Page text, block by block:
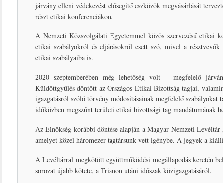
járvány elleni védekezést elősegítő eszközök megvásárlását
részt etikai konferenciákon.
A Nemzeti Közszolgálati Egyetemmel közös szervezésű etikai
etikai szabályokról és eljárásokról esett szó, mivel a
etikai szabályaiba is.
2020 szeptemberében még lehetőség volt – megfelelő
Küldöttgyűlés döntött az Országos Etikai Bizottság tagjai,
igazgatásról szóló törvény módosításainak megfelelő
időközben megszűnt területi etikai bizottsági tag mandátumának
Az Elnökség korábbi döntése alapján a Magyar Nemzeti
amelyet közel háromezer tagtársunk vett igénybe. A jegyek a
A Levéltárral megkötött együttműködési megállapodás keretén
sorozat újabb kötete, a Trianon utáni időszak közigazgatásáról.